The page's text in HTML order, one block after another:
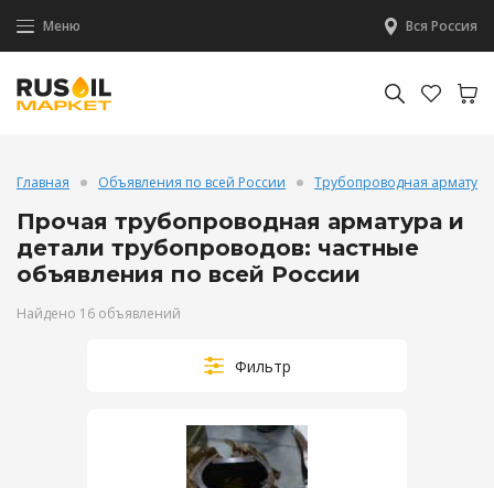
Меню Вся Россия
Главная Объявления по всей России Трубопроводная
Прочая трубопроводная арматура и
детали трубопроводов: частные
объявления по всей России
Найдено 16 объявлений
Фильтр